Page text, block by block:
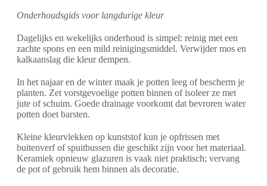
Onderhoudsgids voor langdurige kleur
Dagelijks en wekelijks onderhoud is simpel: reinig met een
zachte spons en een mild reinigingsmiddel. Verwijder mos en
kalkaanslag die kleur dempen.
In het najaar en de winter maak je potten leeg of bescherm je
planten. Zet vorstgevoelige potten binnen of isoleer ze met
jute of schuim. Goede drainage voorkomt dat bevroren water
potten doet barsten.
Kleine kleurvlekken op kunststof kun je opfrissen met
buitenverf of spuitbussen die geschikt zijn voor het materiaal.
Keramiek opnieuw glazuren is vaak niet praktisch; vervang
de pot of gebruik hem binnen als decoratie.